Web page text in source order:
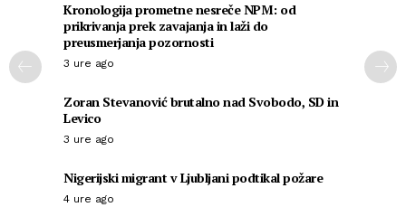
Kronologija prometne nesreče NPM: od
prikrivanja prek zavajanja in laži do
preusmerjanja pozornosti
3 ure ago
Zoran Stevanović brutalno nad Svobodo, SD in
Levico
3 ure ago
Nigerijski migrant v Ljubljani podtikal požare
4 ure ago